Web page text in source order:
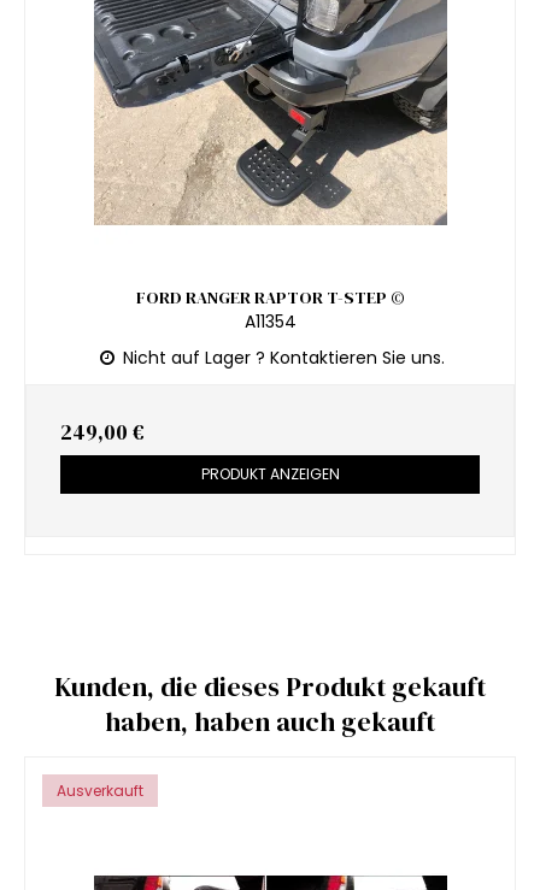
FORD RANGER RAPTOR T-STEP ©
A11354
Nicht auf Lager ? Kontaktieren Sie uns.
249,00 €
PRODUKT ANZEIGEN
Kunden, die dieses Produkt gekauft
haben, haben auch gekauft
Ausverkauft